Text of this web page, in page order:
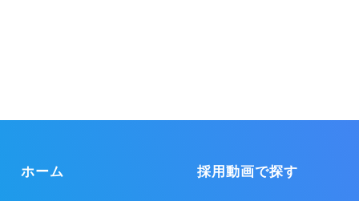
ホーム 採用動画で探す